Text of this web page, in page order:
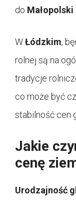
do Małopolski
WŁódzkim,
rolnej są na
tradycje
co może być
stabilność cen
Jakie
cenę
Urodzajność